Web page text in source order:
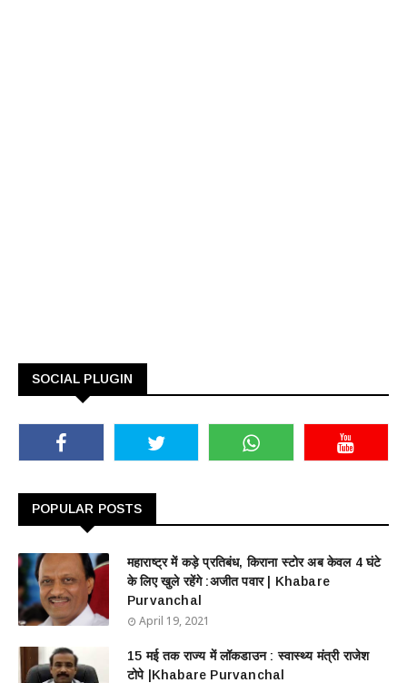
SOCIAL PLUGIN
POPULAR POSTS
महाराष्ट्र में कड़े प्रतिबंध, किराना स्टोर अब केवल 4 घंटे
के लिए खुले रहेंगे :अजीत पवार | Khabare
Purvanchal
April 19, 2021
15 मई तक राज्य में लॉकडाउन : स्वास्थ्य मंत्री राजेश
टोपे |Khabare Purvanchal